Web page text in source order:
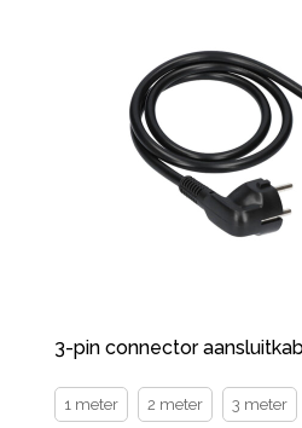
3-pin connector
1 meter 2 meter 3 meter